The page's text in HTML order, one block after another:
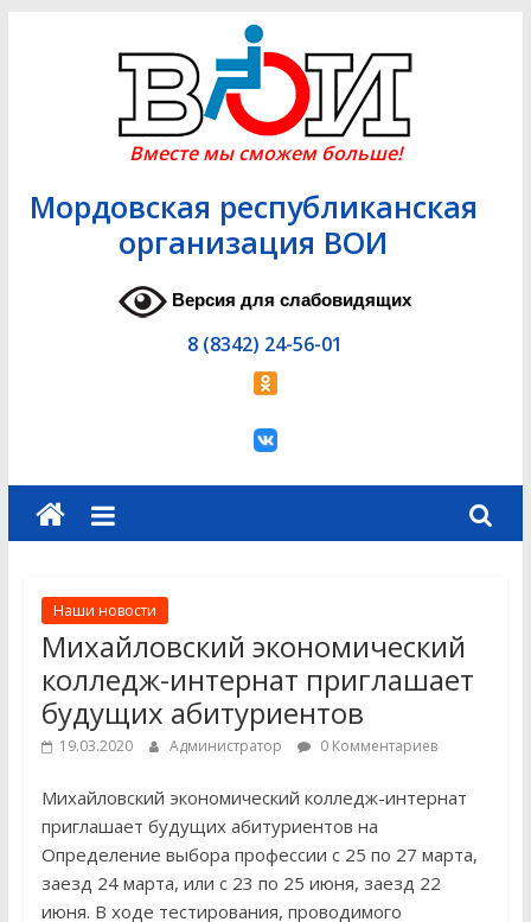
Вместе мы сможем больше!
Мордовская республиканская
организация ВОИ
Версия для слабовидящих
8 (8342) 24-56-01
Наши новости
Михайловский экономический
колледж-интернат приглашает
будущих абитуриентов
19.03.2020 Администратор 0 Комментариев
Михайловский экономический колледж-интернат
приглашает будущих абитуриентов на
Определение выбора профессии с 25 по 27 марта,
заезд 24 марта, или с 23 по 25 июня, заезд 22
июня. В ходе тестирования, проводимого